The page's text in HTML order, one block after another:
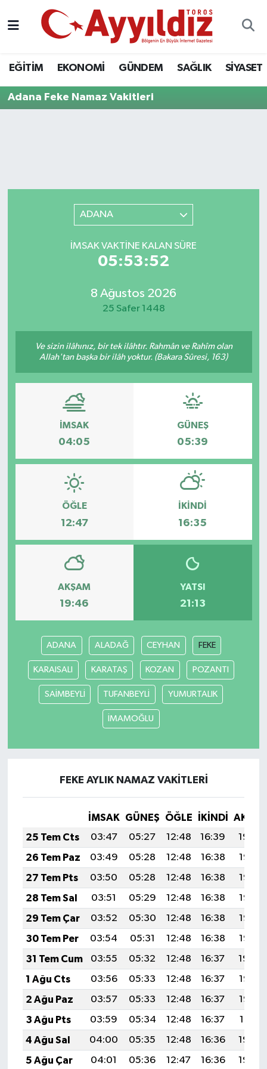
EĞİTİM EKONOMİ GÜNDEM SAĞLIK SİYASET
Adana Feke Namaz Vakitleri
ADANA
İMSAK VAKTINE KALAN SÜRE
05:53:52
8 Ağustos 2026
25 Safer 1448
Ve sizin ilâhınız, bir tek ilâhtır. Rahmân ve Rahîm olan
Allah'tan başka bir ilâh yoktur. (Bakara Sûresi, 163)
İMSAK
04:05
GÜNEŞ
05:39
ÖĞLE
12:47
İKINDI
16:35
AKŞAM
19:46
YATSI
21:13
ADANA ALADAĞ CEYHAN FEKE
KARAISALI KARATAŞ KOZAN POZANTI
SAİMBEYLİ TUFANBEYLİ YUMURTALIK
İMAMOĞLU
FEKE AYLIK NAMAZ VAKITLERI
İMSAK GÜNEŞ ÖĞLE İKINDI
25 Tem Cts
03:47 05:27 12:48 16:39
19:59
26 Tem Paz
03:49 05:28 12:48 16:38
19:58
27 Tem Pts
03:50 05:28 12:48 16:38
19:58
28 Tem Sal
03:51 05:29 12:48 16:38
19:57
29 Tem Çar
03:52 05:30 12:48 16:38
19:56
30 Tem Per
03:54 05:31 12:48 16:38
19:55
31 Tem Cum
03:55 05:32 12:48 16:37
19:54
1 Ağu Cts
03:56 05:33 12:48 16:37
19:53
2 Ağu Paz
03:57 05:33 12:48 16:37
19:52
3 Ağu Pts
03:59 05:34 12:48 16:37
19:51
4 Ağu Sal
04:00 05:35 12:48 16:36
19:50
5 Ağu Çar
04:01 05:36 12:47 16:36 19:49